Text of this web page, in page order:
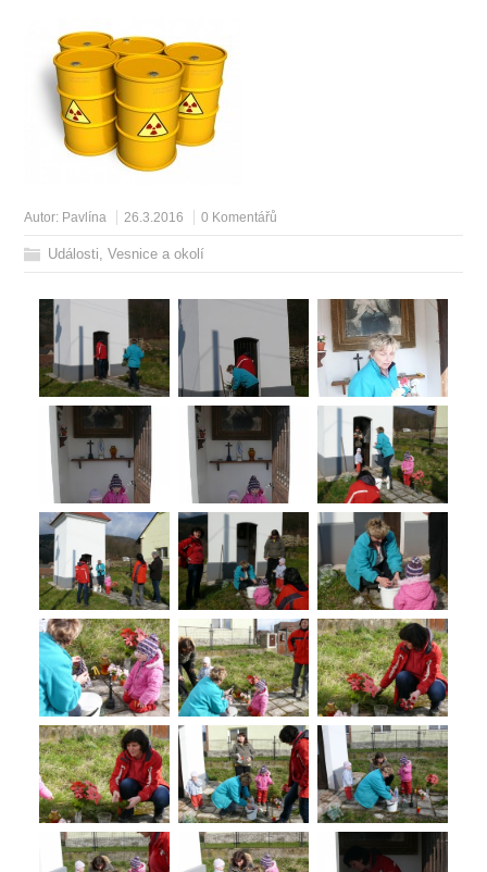
Autor: Pavlína 26.3.2016 0 Komentářů
Události ,Vesnice a okolí